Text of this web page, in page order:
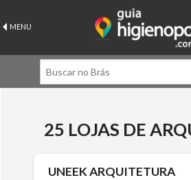
MENU
25 LOJAS DE
UNEEK ARQUITETURA